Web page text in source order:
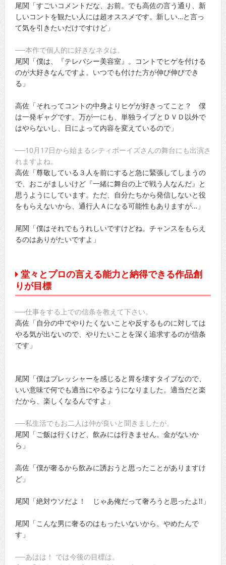
尾関「すごいコメントだな、お前。でも高佐の言う通り、新
しいコントを観たい人には超オススメです。新しい…と言っ
て気を引きたいだけですけど」
──本作で個人的に好きなネタは。
尾関「僕は、『テレパシー美容室』。コントでヒゲを付ける
のが大好きなんですよ。いつでも付けた方が伸び伸びでき
る」
高佐「それってコントの中身よりヒゲが好きってこと？ 僕
は一発ギャグです。万が一にも、単独ライブとＤＶＤ以外で
はやらないし、日によって内容を変えているので」
──10月17日から始まるシティボーイズさんの舞台にも出演さ
れますよね。
高佐「尊敬している３人を前にすると急に緊張してしまうの
で、おこがましいけど『一緒に舞台の上で戦う人なんだ』と
思うようにしています。ただ、自分たちから発信しないと役
をもらえないから、通行人Ａになる可能性もありますが…」
尾関「僕はそれでもうれしいですけどね。チャンスをもらえ
るのはありがたいですよ」
堂々とプロの言える能力と納得できる作品創
りが目標
──仕事をする上での信条を教えて下さい。
高佐「自分の中でやりたくないことや反するものに対しては
やる気が出ないので、やりたいことを深く追求するのが信条
です」
尾関「僕はプレッシャーを感じると胃を壊すタイプなので、
いい意味で何でも適当にやるようになりました。適当だと楽
だから、楽しくなるんですよ」
──私生活でもお二人は仲が良いと聞きましたが。
尾関「ご飯は行くけど、飲みには行きません。金がないか
ら」
高佐「僕が奢るから飲みに誘おうと思ったことがありますけ
ど」
尾関「絶対ウソだよ！ じゃあ俺だって奢ろうと思ったよ!!」
尾関「こんな男に奢るのはもったいないから、やめたんで
す」
──あはは！ では今後の目標は。